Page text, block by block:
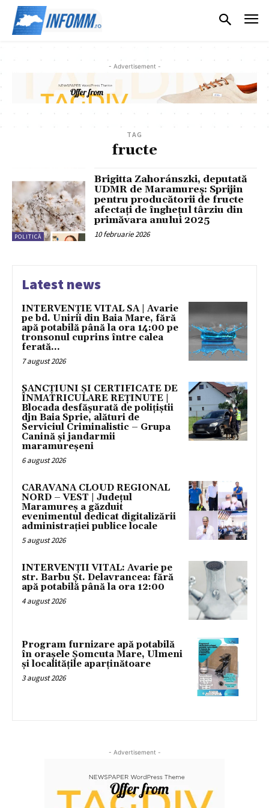
- Advertisement -
TAG
fructe
POLITICĂ
Brigitta Zahoránszki, deputată
UDMR de Maramureș: Sprijin
pentru producătorii de fructe
afectați de înghețul târziu din
primăvara anului 2025
10 februarie 2026
Latest news
INTERVENȚIE VITAL SA | Avarie
pe bd. Unirii din Baia Mare, fără
apă potabilă până la ora 14:00 pe
tronsonul cuprins între calea
ferată...
7 august 2026
SANCȚIUNI ȘI CERTIFICATE DE
ÎNMATRICULARE REȚINUTE |
Blocada desfășurată de polițiștii
djn Baia Sprie, alături de
Serviciul Criminalistic – Grupa
Canină și jandarmii
maramureșeni
6 august 2026
CARAVANA CLOUD REGIONAL
NORD – VEST | Județul
Maramureș a găzduit
evenimentul dedicat digitalizării
administrației publice locale
5 august 2026
INTERVENȚII VITAL: Avarie pe
str. Barbu Șt. Delavrancea: fără
apă potabilă până la ora 12:00
4 august 2026
Program furnizare apă potabilă
în orașele Șomcuta Mare, Ulmeni
și localitățile aparținătoare
3 august 2026
- Advertisement -